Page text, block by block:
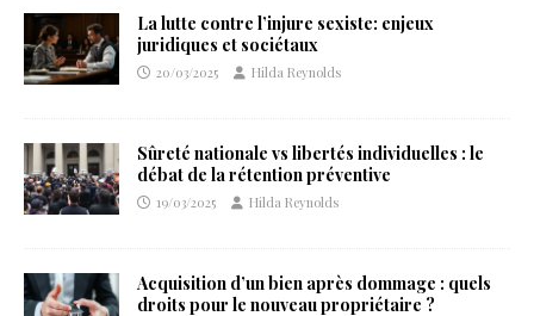
La lutte contre l’injure sexiste: enjeux
juridiques et sociétaux
20/03/2025 Hilda Reynolds
Sûreté nationale vs libertés individuelles : le
débat de la rétention préventive
19/03/2025 Hilda Reynolds
Acquisition d’un bien après dommage : quels
droits pour le nouveau propriétaire ?